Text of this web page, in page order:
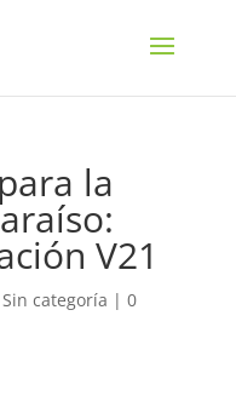
la
V21
Sin categoría | 0